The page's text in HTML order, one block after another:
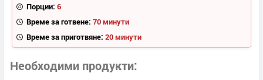
Порции: 6
Време за готвене: 70 минути
Време за приготвяне: 20 минути
Необходими продукти